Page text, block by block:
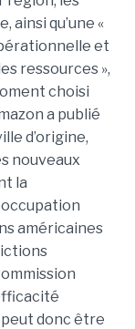
ainsi qu’une «
et
ressources »,
choisi
a publié
d’origine,
nouveaux
la
américaines
peut donc être